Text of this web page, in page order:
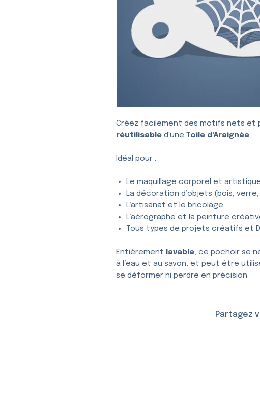
Créez facilement des motifs nets et
réutilisable d'une Toile d'Araignée.
Idéal pour :
Le maquillage corporel et
La décoration d’objets (bois,
L’artisanat et le bricolage
L’aérographe et la peinture
Tous types de projets créatifs et
Entièrement lavable, ce pochoir se
à l’eau et au savon, et peut être
se déformer ni perdre en précision.
Partagez